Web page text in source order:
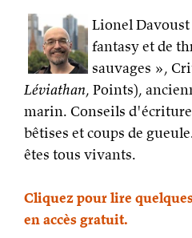
Lionel
fantasy et de
sauvages »,
Léviathan, Points),
marin. Conseils
bêtises et coups de
êtes tous vivants.
Cliquez pour lire
en accès gratuit.